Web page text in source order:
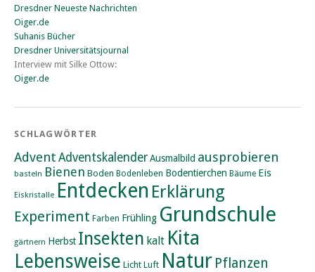
Dresdner Neueste Nachrichten
Oiger.de
Suhanis Bücher
Dresdner Universitätsjournal
Interview mit Silke Ottow:
Oiger.de
SCHLAGWÖRTER
Advent AdventskalenderAusmalbild ausprobieren
basteln Bienen Boden Bodenleben Bodentierchen Bäume Eis
Eiskristalle Entdecken Erklärung
Experiment Farben Frühling Grundschule
gärtnern Herbst Insekten kalt Kita
Lebensweise Licht Luft Natur Pflanzen